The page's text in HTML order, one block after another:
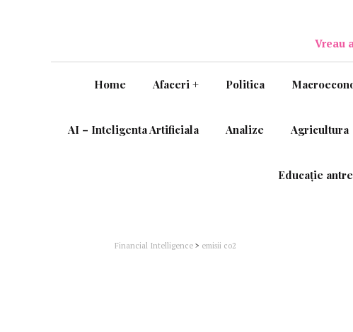
Vreau
Home Afaceri + Politica
AI – Inteligenta Artificiala Analize Agricultura
Educație
Financial Intelligence > emisii co2